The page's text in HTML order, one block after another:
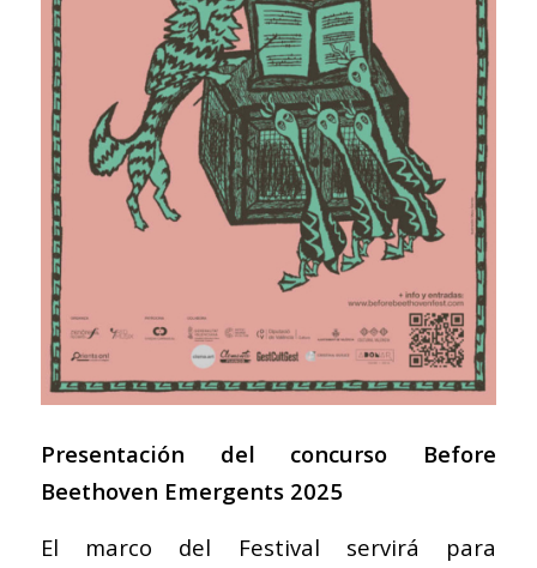
Presentación del concurso Before
Beethoven Emergents 2025
El marco del Festival servirá para